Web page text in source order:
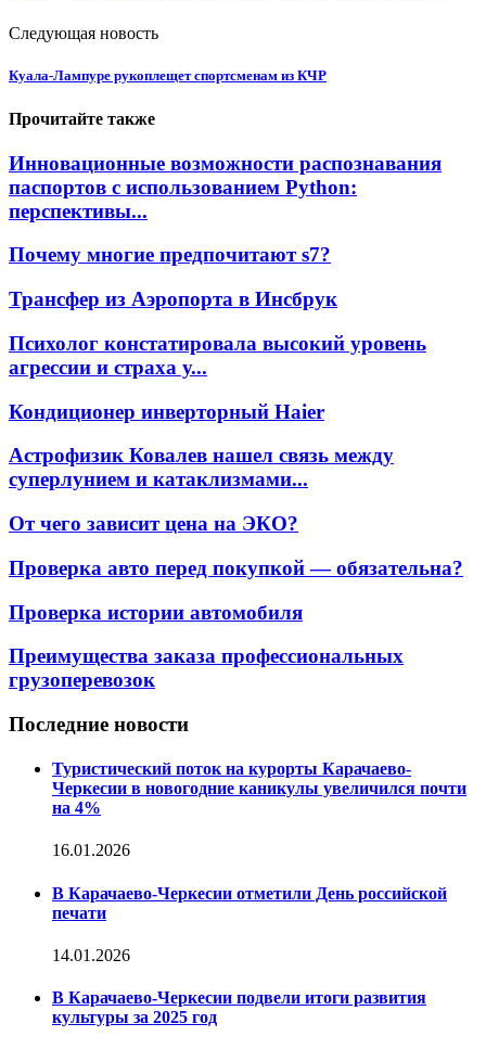
Следующая новость
Куала-Лампуре рукоплещет спортсменам из КЧР
Прочитайте также
Инновационные возможности распознавания
паспортов с использованием Python:
перспективы...
Почему многие предпочитают s7?
Трансфер из Аэропорта в Инсбрук
Психолог констатировала высокий уровень
агрессии и страха у...
Кондиционер инверторный Haier
Астрофизик Ковалев нашел связь между
суперлунием и катаклизмами...
От чего зависит цена на ЭКО?
Проверка авто перед покупкой — обязательна?
Проверка истории автомобиля
Преимущества заказа профессиональных
грузоперевозок
Последние новости
Туристический поток на курорты Карачаево-
Черкесии в новогодние каникулы увеличился почти
на 4%
16.01.2026
В Карачаево-Черкесии отметили День российской
печати
14.01.2026
В Карачаево-Черкесии подвели итоги развития
культуры за 2025 год